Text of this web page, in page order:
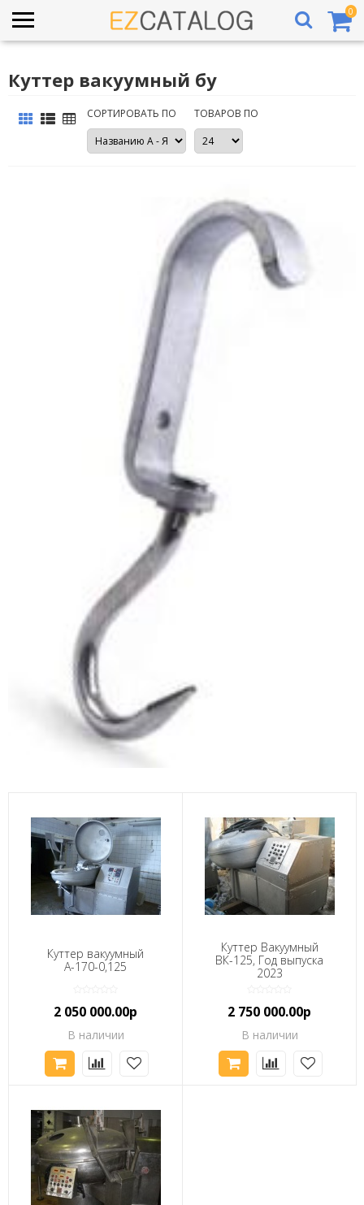
0
Куттер вакуумный бу
СОРТИРОВАТЬ ПО ТОВАРОВ ПО
Куттер вакуумный
А-170-0,125
2 050 000.00р
В наличии
Куттер Вакуумный
ВК-125, Год выпуска
2023
2 750 000.00р
В наличии